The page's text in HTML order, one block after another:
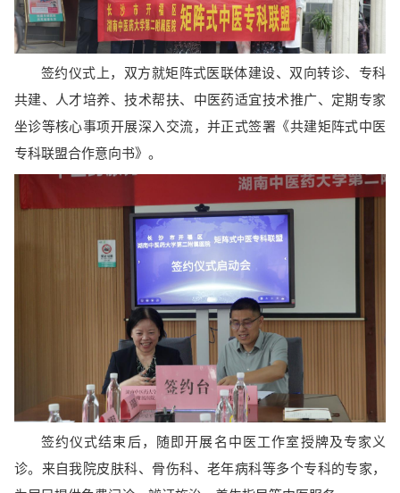
签约仪式上，双方就矩阵式医联体建设、双向转诊、专科
共建、人才培养、技术帮扶、中医药适宜技术推广、定期专家
坐诊等核心事项开展深入交流，并正式签署《共建矩阵式中医
专科联盟合作意向书》。
签约仪式结束后，随即开展名中医工作室授牌及专家义
诊。来自我院皮肤科、骨伤科、老年病科等多个专科的专家，